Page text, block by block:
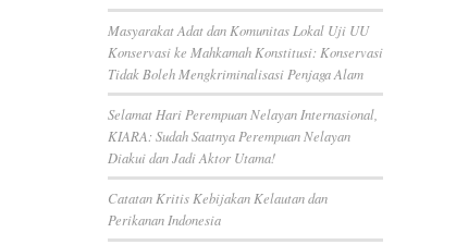
Masyarakat Adat dan Komunitas Lokal Uji UU
Konservasi ke Mahkamah Konstitusi: Konservasi
Tidak Boleh Mengkriminalisasi Penjaga Alam
Selamat Hari Perempuan Nelayan Internasional,
KIARA: Sudah Saatnya Perempuan Nelayan
Diakui dan Jadi Aktor Utama!
Catatan Kritis Kebijakan Kelautan dan
Perikanan Indonesia